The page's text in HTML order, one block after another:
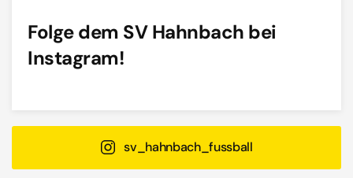
Folge dem SV Hahnbach bei
Instagram!
sv_hahnbach_fussball